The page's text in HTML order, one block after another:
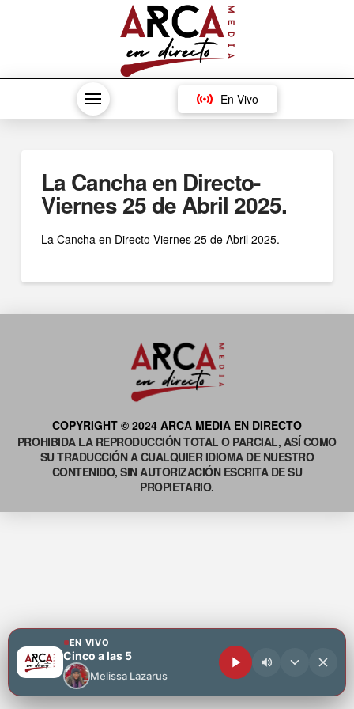
En Vivo
La Cancha en Directo-
Viernes 25 de Abril 2025.
La Cancha en Directo-Viernes 25 de Abril 2025.
COPYRIGHT © 2024 ARCA MEDIA EN DIRECTO
PROHIBIDA LA REPRODUCCIÓN TOTAL O PARCIAL, ASÍ COMO
SU TRADUCCIÓN A CUALQUIER IDIOMA DE NUESTRO
CONTENIDO, SIN AUTORIZACIÓN ESCRITA DE SU
PROPIETARIO.
EN VIVO
Cinco a las 5
Melissa Lazarus